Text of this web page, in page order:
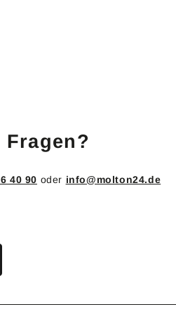
Fragen?
40 90 oder info@molton24.de